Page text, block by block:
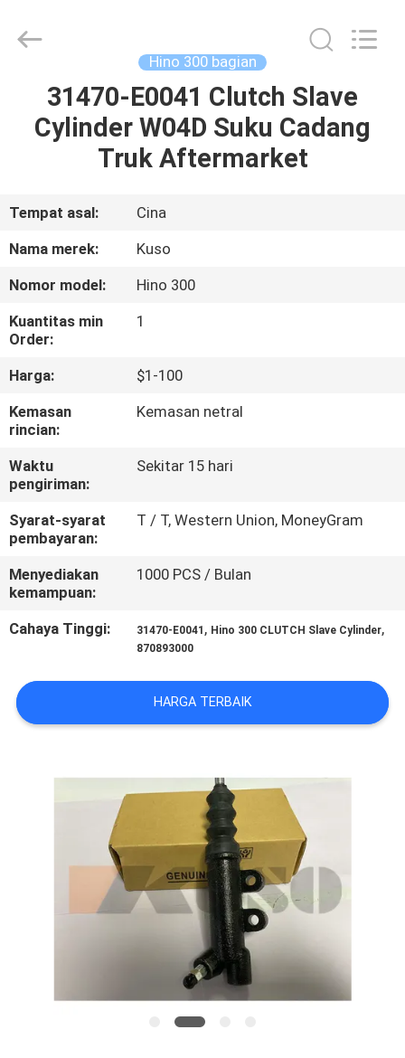
RUMAH
TENTANG
KAMI
TUR
PABRIK
KONTROL
KUALITAS
HUBUNGI
KAMI
BERITA
PERMINTAAN
PENAWARAN
SITEMAP
PRIVACY
Hino 300 bagian
31470-E0041 Clutch Slave
Cylinder W04D Suku Cadang
Truk Aftermarket
Tempat asal:
Cina
Nama merek:
Kuso
Nomor model:
Hino 300
Kuantitas min
Order:
1
Harga:
$1-100
Kemasan
rincian:
Kemasan netral
Waktu
pengiriman:
Sekitar 15 hari
Syarat-syarat
pembayaran:
T / T, Western Union, MoneyGram
Menyediakan
kemampuan:
1000 PCS / Bulan
Cahaya Tinggi: 31470-E0041 , Hino 300 CLUTCH Slave Cylinder,
870893000
HARGA TERBAIK